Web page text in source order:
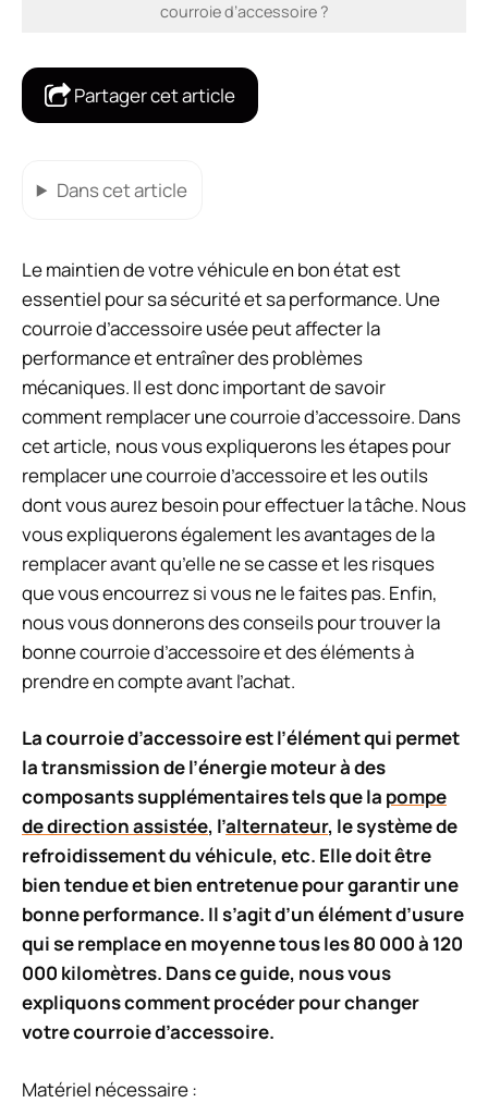
courroie d’accessoire ?
Partager cet article
Dans cet article
Le maintien de votre véhicule en bon état est
essentiel pour sa sécurité et sa performance. Une
courroie d’accessoire usée peut affecter la
performance et entraîner des problèmes
mécaniques. Il est donc important de savoir
comment remplacer une courroie d’accessoire. Dans
cet article, nous vous expliquerons les étapes pour
remplacer une courroie d’accessoire et les outils
dont vous aurez besoin pour effectuer la tâche. Nous
vous expliquerons également les avantages de la
remplacer avant qu’elle ne se casse et les risques
que vous encourrez si vous ne le faites pas. Enfin,
nous vous donnerons des conseils pour trouver la
bonne courroie d’accessoire et des éléments à
prendre en compte avant l’achat.
La courroie d’accessoire est l’élément qui permet
la transmission de l’énergie moteur à des
composants supplémentaires tels que la pompe
de direction assistée, l’alternateur, le système de
refroidissement du véhicule, etc. Elle doit être
bien tendue et bien entretenue pour garantir une
bonne performance. Il s’agit d’un élément d’usure
qui se remplace en moyenne tous les 80 000 à 120
000 kilomètres. Dans ce guide, nous vous
expliquons comment procéder pour changer
votre courroie d’accessoire.
Matériel nécessaire :